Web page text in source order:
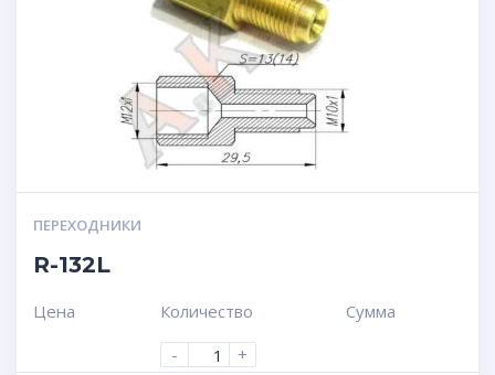
ПЕРЕХОДНИКИ
R-132L
Цена
Количество
-
+
Сумма